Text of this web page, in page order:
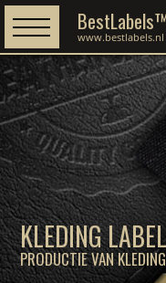
KLEDING
PRODUCTIE VAN
www.bestlabels.nl